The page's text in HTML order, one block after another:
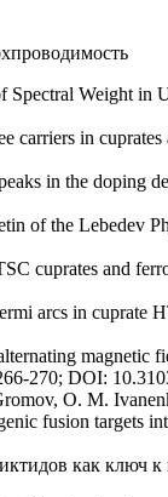
Weight
in
in the doping
of the Lebedev
cuprates and
arcs in cuprate
magnetic
270; DOI:
O. M.
fusion targets
как ключ